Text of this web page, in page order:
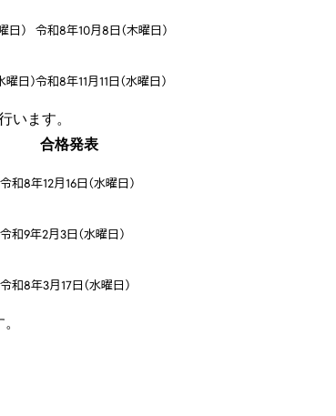
日） 令和8年10月8日（木曜日）
曜日）令和8年11月11日（水曜日）
います。
合格発表
令和8年12月16日（水曜日）
令和9年2月3日（水曜日）
令和8年3月17日（水曜日）